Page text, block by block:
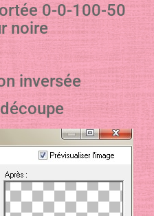
0-0-100-50
noire
inversée